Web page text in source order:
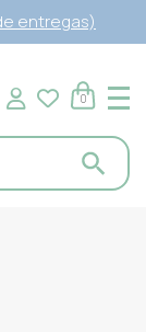
entregas)
0